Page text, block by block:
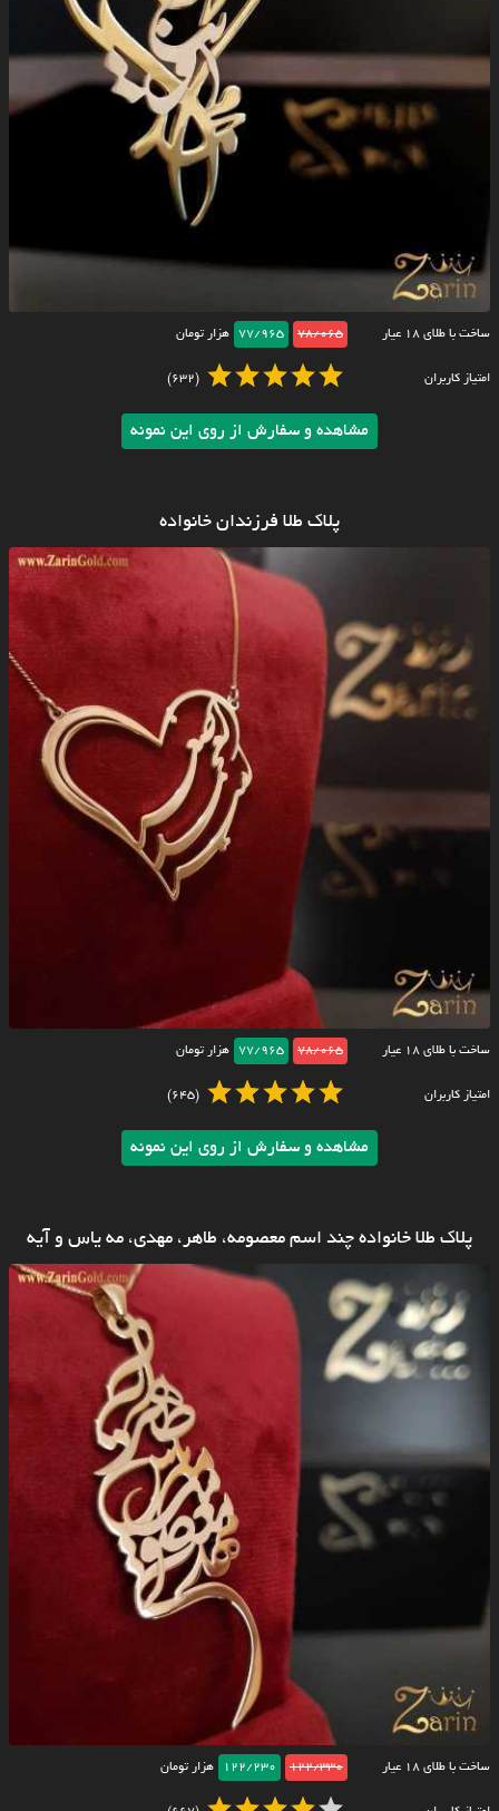
ساخت با طلای ۱۸ عیار 78/065
77/965 هزار تومان
امتیاز کاربران (632)
مشاهده و سفارش از روی این نمونه
پلاک طلا فرزندان خانواده
ساخت با طلای ۱۸ عیار 78/065
77/965 هزار تومان
امتیاز کاربران (645)
مشاهده و سفارش از روی این نمونه
پلاک طلا خانواده چند اسم معصومه، طاهر، مهدی، مه یاس و آیه
ساخت با طلای ۱۸ عیار 122/330
122/230 هزار تومان